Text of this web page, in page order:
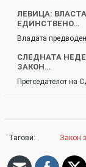
ЛЕВИЦА:
ЕДИНСТВЕНО…
Владата
СЛЕДНАТА
ЗАКОН…
Претседателот на
Тагови: Закон